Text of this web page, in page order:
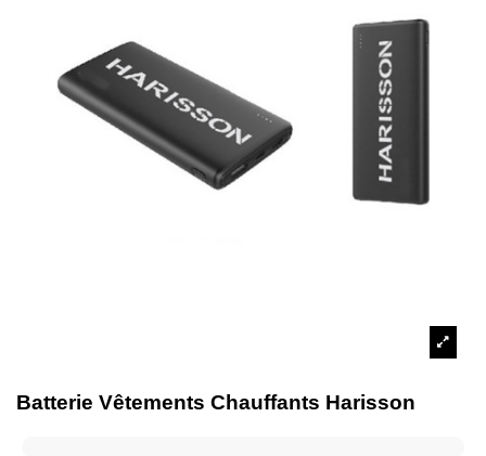
Batterie Vêtements Chauffants Harisson